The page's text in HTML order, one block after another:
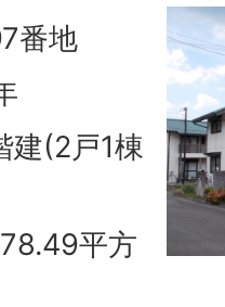
番地
(2戸1棟
平方